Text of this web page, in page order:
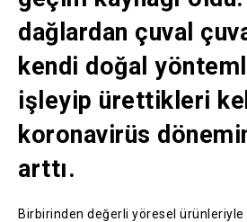
dağlardan çuval
kendi doğal
işleyip ürettikleri
koronavirüs
arttı.
Birbirinden değerli yöresel ürünleriyle